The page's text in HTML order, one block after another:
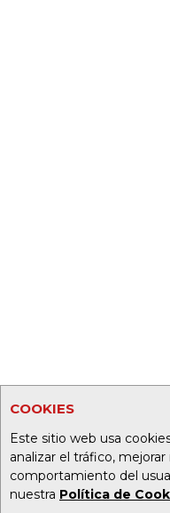
COOKIES
Este sitio web usa
analizar el tráfico,
comportamiento del
nuestra Política de